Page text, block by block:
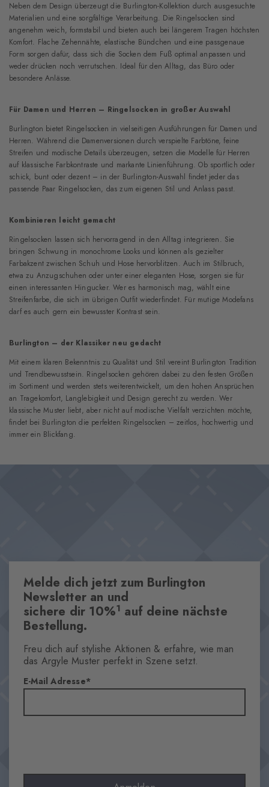
Neben dem Design überzeugt die Burlington-Kollektion durch ausgesuchte
Materialien und eine sorgfältige Verarbeitung. Die Ringelsocken sind
angenehm weich, formstabil und bieten auch bei längerem Tragen höchsten
Komfort. Flache Zehennähte, elastische Bündchen und eine passgenaue
Form sorgen dafür, dass sich die Socken dem Fuß optimal anpassen und
weder drücken noch verrutschen. Ideal für den Alltag, das Büro oder
besondere Anlässe.
Für Damen und Herren – Ringelsocken in großer Auswahl
Burlington bietet Ringelsocken in vielseitigen Ausführungen für Damen und
Herren. Während die Damenversionen durch verspielte Farbtöne, feine
Streifen und modische Details überzeugen, setzen die Modelle für Herren
auf klassische Farbkontraste und markante Linienführung. Ob sportlich oder
schick, bunt oder dezent – in der Burlington-Auswahl findet jeder das
passende Paar Ringelsocken, das zum eigenen Stil und Anlass passt.
Kombinieren leicht gemacht
Ringelsocken lassen sich hervorragend in den Alltag integrieren. Sie
bringen Schwung in monochrome Looks und können als gezielter
Farbakzent zwischen Schuh und Hose hervorblitzen. Auch im Stilbruch,
etwa zu Anzugschuhen oder unter einer eleganten Hose, sorgen sie für
einen interessanten Hingucker. Wer es harmonisch mag, wählt eine
Streifenfarbe, die sich im übrigen Outfit wiederfindet. Für mutige Modefans
darf es auch gern ein bewusster Kontrast sein.
Burlington – der Klassiker neu gedacht
Mit einem klaren Bekenntnis zu Qualität und Stil vereint Burlington Tradition
und Trendbewusstsein. Ringelsocken gehören dabei zu den festen Größen
im Sortiment und werden stets weiterentwickelt, um den hohen Ansprüchen
an Tragekomfort, Langlebigkeit und Design gerecht zu werden. Wer
klassische Muster liebt, aber nicht auf modische Vielfalt verzichten möchte,
findet bei Burlington die perfekten Ringelsocken – zeitlos, hochwertig und
immer ein Blickfang.
Melde dich jetzt zum Burlington
Newsletter an und
sichere dir 10%1 auf deine nächste
Bestellung.
Freu dich auf stylishe Aktionen & erfahre, wie man
das Argyle Muster perfekt in Szene setzt.
E-Mail Adresse